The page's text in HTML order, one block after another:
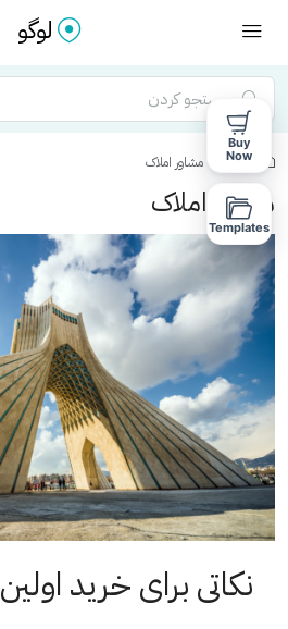
خانه مشاور املاک
مشاور املاک
نکاتی برای خرید
Buy
Now
Templates